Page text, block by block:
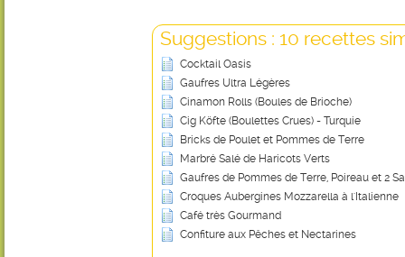
Suggestions : 10 recettes
Cocktail Oasis
Gaufres Ultra Légères
Cinamon Rolls (Boules de Brioche)
Cig Köfte (Boulettes Crues) - Turquie
Bricks de Poulet et Pommes de Terre
Marbré Salé de Haricots Verts
Gaufres de Pommes de Terre, Poireau et 2
Croques Aubergines Mozzarella à l'Italienne
Café très Gourmand
Confiture aux Pêches et Nectarines